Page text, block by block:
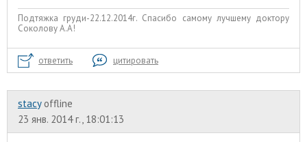
Подтяжка груди-22.12.2014г. Спасибо самому лучшему доктору
Соколову А.А!
ответить цитировать
stacy offline
23 янв. 2014 г., 18:01:13